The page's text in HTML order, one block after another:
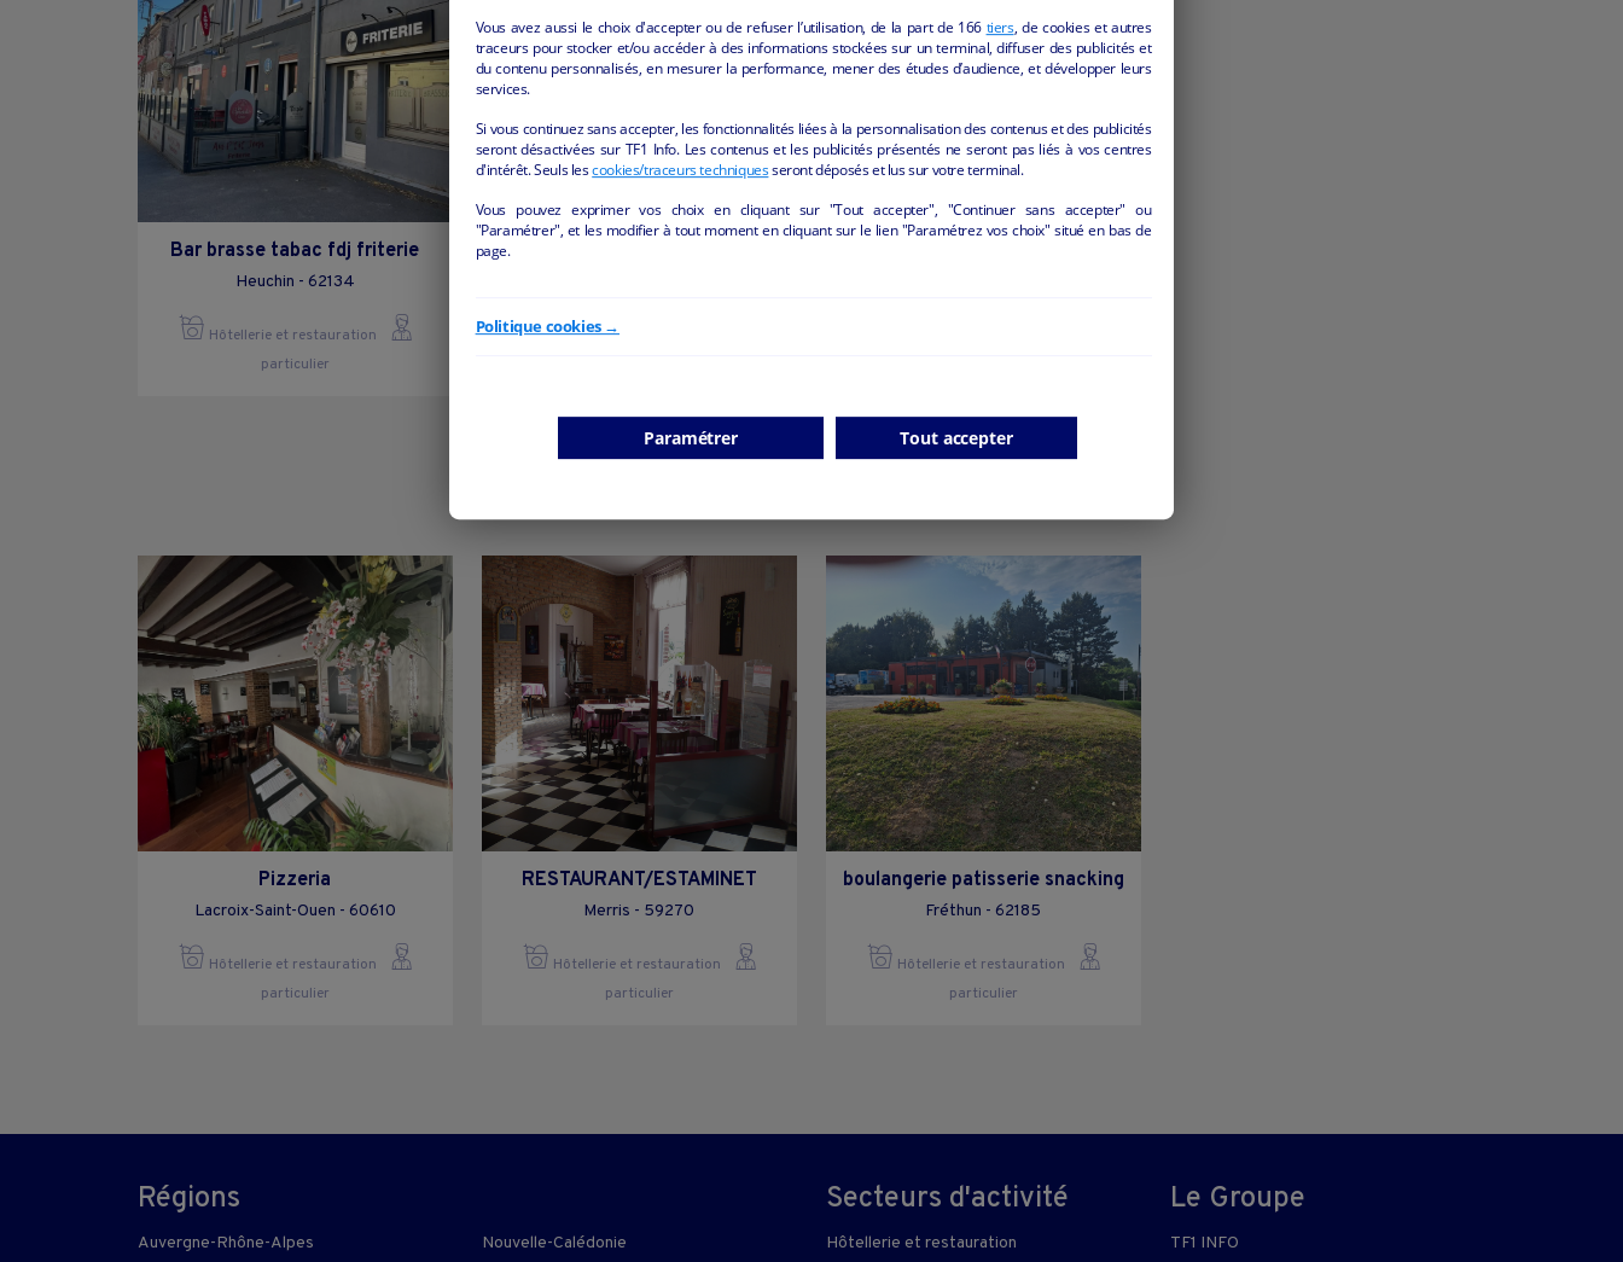
Bar brasse tabac fdj friterie
Heuchin - 62134
Hôtellerie et restauration
particulier
Hôtellerie et restauration
Pizzeria
Lacroix-Saint-Ouen - 60610
Hôtellerie et restauration
particulier
RESTAURANT/ESTAMINET
Merris - 59270
Hôtellerie et restauration
particulier
boulangerie patisserie snacking
Fréthun - 62185
Hôtellerie et restauration
particulier
Régions
Auvergne-Rhône-Alpes Nouvelle-Calédonie
Secteurs d'activité
Hôtellerie et restauration
Le Groupe
TF1 INFO
Vous avez aussi le choix d'accepter ou de refuser l’utilisation, de la part de 166 tiers, de cookies et autres
traceurs pour stocker et/ou accéder à des informations stockées sur un terminal, diffuser des publicités et
du contenu personnalisés, en mesurer la performance, mener des études d’audience, et développer leurs
services.
Si vous continuez sans accepter, les fonctionnalités liées à la personnalisation des contenus et des publicités
seront désactivées sur TF1 Info. Les contenus et les publicités présentés ne seront pas liés à vos centres
d'intérêt. Seuls lescookies/traceurs techniquesseront déposés et lus sur votre terminal.
Vous pouvez exprimer vos choix en cliquant sur "Tout accepter", "Continuer sans accepter" ou
"Paramétrer", et les modifier à tout moment en cliquant sur le lien "Paramétrez vos choix" situé en bas de
page.
Politique cookies →
Paramétrer Tout accepter